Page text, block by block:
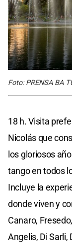
Foto: PRENSA BA
18 h. Visita
Nicolás que
los gloriosos
tango en todos
Incluye la
donde viven y
Canaro,
Angelis, Di Sarli,